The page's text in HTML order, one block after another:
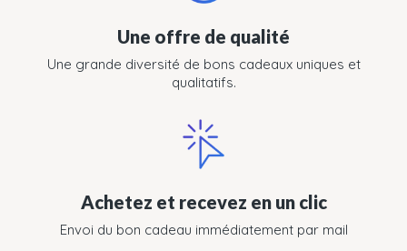
Une offre de qualité
Une grande diversité de bons cadeaux uniques et
qualitatifs.
Achetez et recevez en un clic
Envoi du bon cadeau immédiatement par mail